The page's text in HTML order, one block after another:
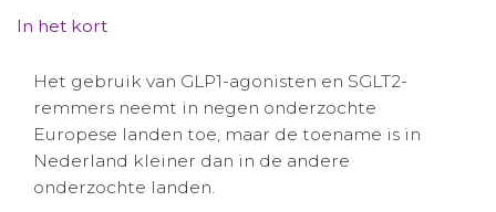
Contact
Winkelwagentje
Aanmelden nieuwsbrief
Inloggen
In het kort
Het gebruik van GLP1-agonisten en SGLT2-
remmers neemt in negen onderzochte
Europese landen toe, maar de toename is in
Nederland kleiner dan in de andere
onderzochte landen.